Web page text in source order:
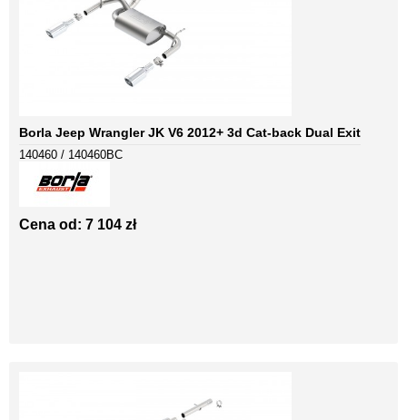
Borla Jeep Wrangler JK V6 2012+ 3d Cat-back Dual Exit
140460 / 140460BC
Cena od: 7 104 zł